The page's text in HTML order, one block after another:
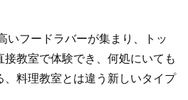
いフードラバーが集まり、トッ
教室で体験でき、何処にいても
、料理教室とは違う新しいタイプ